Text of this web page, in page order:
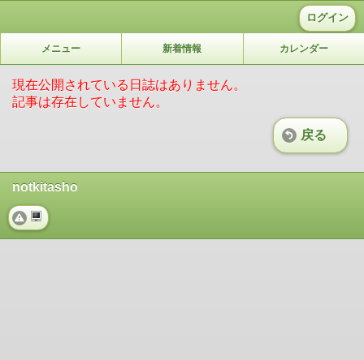
ログイン
メニュー 新着情報 カレンダー
現在公開されている日誌はありません。
記事は存在していません。
戻る
notkitasho